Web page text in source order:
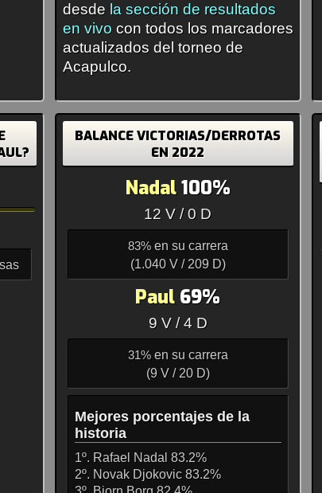
desde la sección de resultados
en vivocon todos los marcadores
actualizados del torneo de
Acapulco.
BALANCE VICTORIAS/DERROTAS
EN 2022
Nadal100%
12 V / 0 D
83%en su carrera
(1.040 V / 209 D)
Paul 69%
9 V / 4 D
31%en su carrera
(9 V / 20 D)
Mejores porcentajes de la
historia
1º. Rafael Nadal 83.2%
2º. Novak Djokovic 83.2%